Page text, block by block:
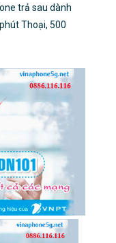
trả sau dành
Thoại, 500